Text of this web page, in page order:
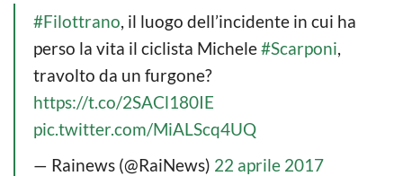
#Filottrano, il luogo dell’incidente in cui ha
perso la vita il ciclista Michele#Scarponi,
travolto da un furgone?
https://t.co/2SACl180IE
pic.twitter.com/MiALScq4UQ
— Rainews (@RaiNews) 22 aprile 2017